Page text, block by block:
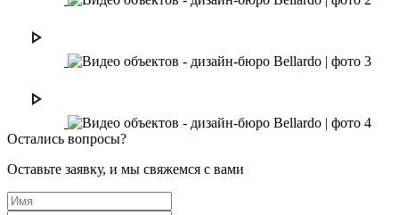
Остались вопросы?
Оставьте заявку, и мы свяжемся с вами